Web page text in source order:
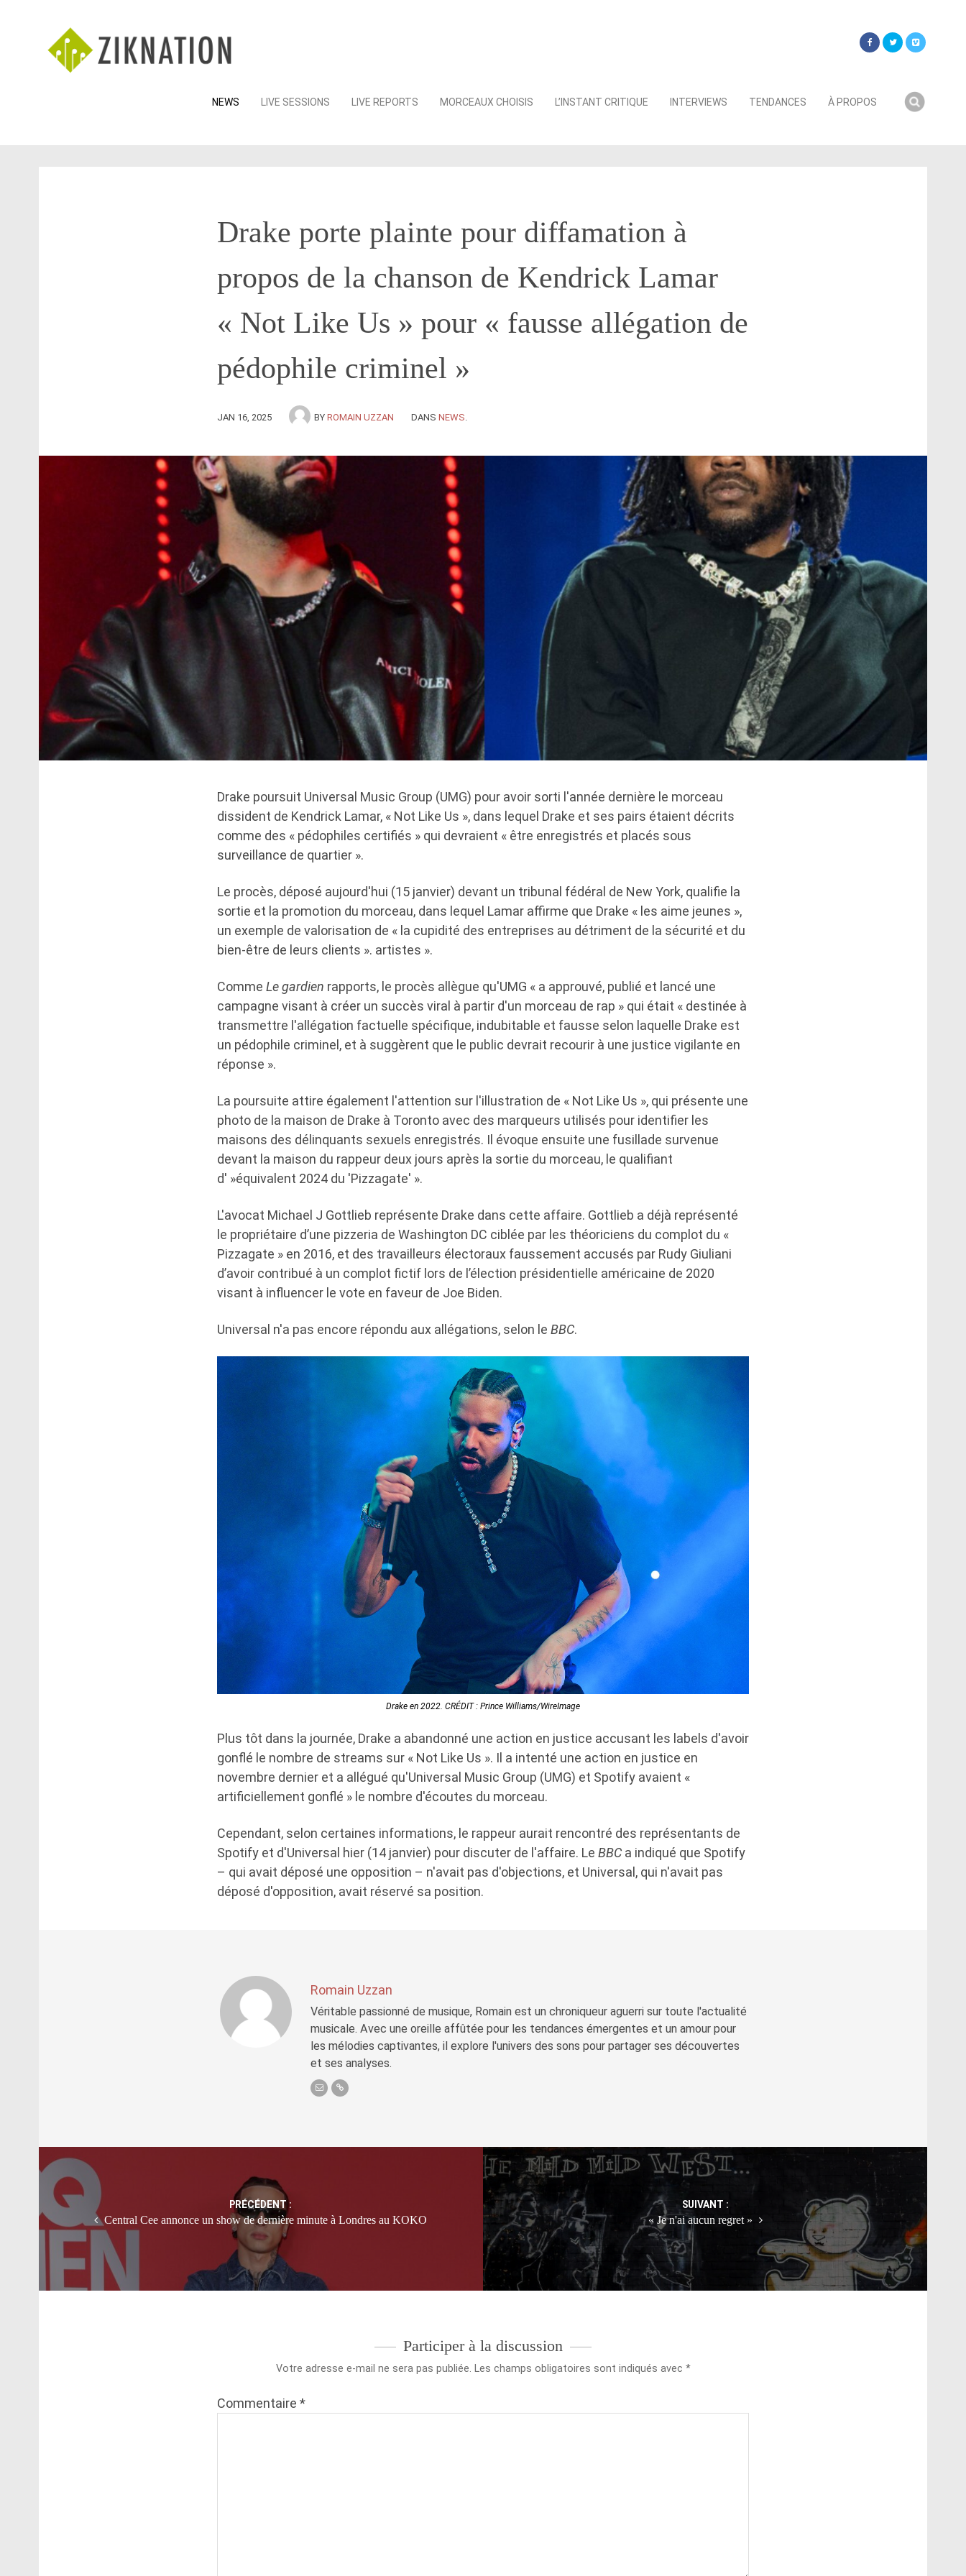
Skip
NEWS LIVE SESSIONS LIVE REPORTS MORCEAUX CHOISIS L’INSTANT CRITIQUE INTERVIEWS TENDANCES À PROPOS
Drake porte plainte pour diffamation à
propos de la chanson de Kendrick Lamar
« Not Like Us » pour « fausse allégation de
pédophile criminel »
JAN 16, 2025 BY ROMAIN UZZAN DANS NEWS
Drake poursuit Universal Music Group (UMG) pour avoir sorti l'année dernière le morceau
dissident de Kendrick Lamar, « Not Like Us », dans lequel Drake et ses pairs étaient décrits
comme des « pédophiles certifiés » qui devraient « être enregistrés et placés sous
surveillance de quartier ».
Le procès, déposé aujourd'hui (15 janvier) devant un tribunal fédéral de New York, qualifie la
sortie et la promotion du morceau, dans lequel Lamar affirme que Drake « les aime jeunes »,
un exemple de valorisation de « la cupidité des entreprises au détriment de la sécurité et du
bien-être de leurs clients ». artistes ».
Comme Le gardien rapports, le procès allègue qu'UMG « a approuvé, publié et lancé une
campagne visant à créer un succès viral à partir d'un morceau de rap » qui était « destinée à
transmettre l'allégation factuelle spécifique, indubitable et fausse selon laquelle Drake est
un pédophile criminel, et à suggèrent que le public devrait recourir à une justice vigilante en
réponse ».
La poursuite attire également l'attention sur l'illustration de « Not Like Us », qui présente une
photo de la maison de Drake à Toronto avec des marqueurs utilisés pour identifier les
maisons des délinquants sexuels enregistrés. Il évoque ensuite une fusillade survenue
devant la maison du rappeur deux jours après la sortie du morceau, le qualifiant
d' »équivalent 2024 du 'Pizzagate' ».
L'avocat Michael J Gottlieb représente Drake dans cette affaire. Gottlieb a déjà représenté
le propriétaire d’une pizzeria de Washington DC ciblée par les théoriciens du complot du «
Pizzagate » en 2016, et des travailleurs électoraux faussement accusés par Rudy Giuliani
d’avoir contribué à un complot fictif lors de l’élection présidentielle américaine de 2020
visant à influencer le vote en faveur de Joe Biden.
Universal n'a pas encore répondu aux allégations, selon le BBC.
Drake en 2022. CRÉDIT : Prince Williams/WireImage
Plus tôt dans la journée, Drake a abandonné une action en justice accusant les labels d'avoir
gonflé le nombre de streams sur « Not Like Us ». Il a intenté une action en justice en
novembre dernier et a allégué qu'Universal Music Group (UMG) et Spotify avaient «
artificiellement gonflé » le nombre d'écoutes du morceau.
Cependant, selon certaines informations, le rappeur aurait rencontré des représentants de
Spotify et d'Universal hier (14 janvier) pour discuter de l'affaire. Le BBC a indiqué que Spotify
– qui avait déposé une opposition – n'avait pas d'objections, et Universal, qui n'avait pas
déposé d'opposition, avait réservé sa position.
Romain Uzzan
Véritable passionné de musique, Romain est un chroniqueur aguerri sur toute l'actualité
musicale. Avec une oreille affûtée pour les tendances émergentes et un amour pour
les mélodies captivantes, il explore l'univers des sons pour partager ses découvertes
et ses analyses.
Post
navigation
PRÉCÉDENT :
Central Cee annonce un show de dernière minute à Londres au KOKO
SUIVANT :
« Je n'ai aucun regret »
Participer à la discussion
Votre adresse e-mail ne sera pas publiée. Les champs obligatoires sont indiqués avec *
Commentaire *